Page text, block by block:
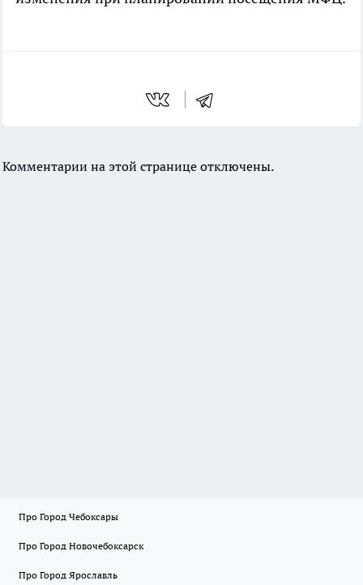
Комментарии на этой странице отключены.
Про Город Чебоксары
Про Город Новочебоксарск
Про Город Ярославль